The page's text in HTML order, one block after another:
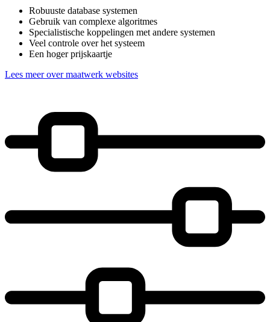
Robuuste database systemen
Gebruik van complexe algoritmes
Specialistische koppelingen met andere systemen
Veel controle over het systeem
Een hoger prijskaartje
Lees meer over maatwerk websites